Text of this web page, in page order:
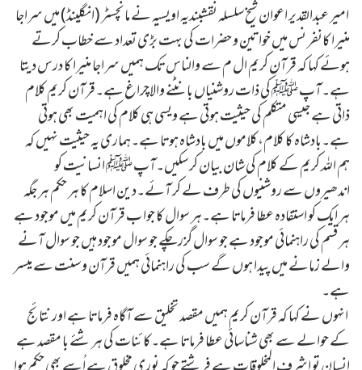
امیر عبدالقدیر اعوان شیخ سلسلہ نقشبندیہ اویسیہ نے مانچسٹر (انگلینڈ) میں سراجا
منیرا کانفر نس میں خواتین و حضرات کی بہت بڑی تعداد سے خطاب کرتے
ہوئے کہا کہ قرآن کریم ال م سے والناس تک ہمیں سراجا منیرا کا درس دیتا
ہے۔آپ ﷺ کی ذات روشنیاں بانٹنے والاچراغ ہے۔قرآن کریم کلام
ذاتی ہے جیسی متکلم کی حیثیت ہوتی ہے ویسی ہی کلام کی اہمیت بھی ہوتی
ہے۔بادشاہ کا کلام،کلاموں میں بادشاہ ہوتا ہے۔ہماری یہ حیثیت نہیں کہ
ہم اللہ کریم کے کلام کی شان بیان کر سکیں۔آپ ﷺ انسانیت کو
اندھیروں سے روشنیوں کی طرف لے کر آئے۔دین اسلام کا ہر حکم ہر جگہ
ہر ایک کو استفادہ عطا فرماتا ہے۔ہر سوال کا جوا ب قرآن کریم میں موجود ہے
ہر قسم کی راہنمائی موجود ہے جو سوال گزر چکے جو سوال موجود ہیں جو سوال آنے
والے زمانے میں پیدا ہوں گے سب کی راہنمائی ہمیں قرآن و سنت سے میسر
ہے۔
انہوں نے کہا کہ قرآن کریم ہمیں مقصد تخلیق سے آگاہ فرماتا ہے اور نتائج
کے حوالے سے بھی شناسائی عطا فرماتا ہے۔کائنات کی ہر شئے با مقصد ہے